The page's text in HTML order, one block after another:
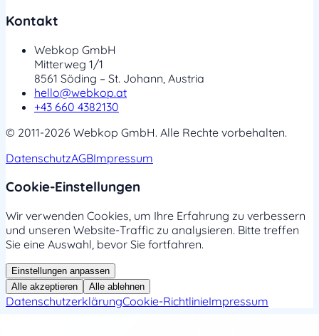
Kontakt
Webkop GmbH
Mitterweg 1/1
8561 Söding – St. Johann, Austria
hello@webkop.at
+43 660 4382130
© 2011-2026 Webkop GmbH. Alle Rechte vorbehalten.
DatenschutzAGBImpressum
Cookie-Einstellungen
Wir verwenden Cookies, um Ihre Erfahrung zu verbessern
und unseren Website-Traffic zu analysieren. Bitte treffen
Sie eine Auswahl, bevor Sie fortfahren.
Einstellungen anpassen
Alle akzeptieren
Alle ablehnen
DatenschutzerklärungCookie-RichtlinieImpressum